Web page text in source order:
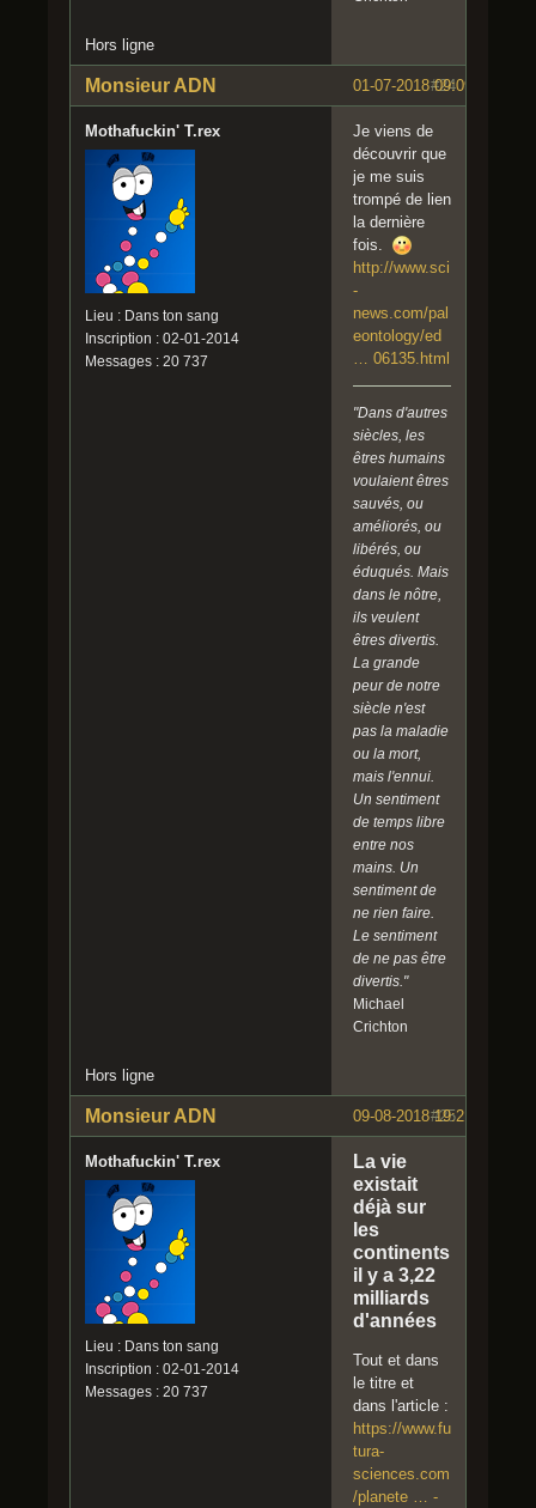
Hors ligne
#24
01-07-2018 09:09:22
Monsieur ADN
Mothafuckin' T.rex
Lieu : Dans ton sang
Inscription : 02-01-2014
Messages : 20 737
Je viens de
découvrir que
je me suis
trompé de lien
la dernière
fois.
http://www.sci
-
news.com/pal
eontology/ed
… 06135.html
"Dans d'autres
siècles, les
êtres humains
voulaient êtres
sauvés, ou
améliorés, ou
libérés, ou
éduqués. Mais
dans le nôtre,
ils veulent
êtres divertis.
La grande
peur de notre
siècle n'est
pas la maladie
ou la mort,
mais l'ennui.
Un sentiment
de temps libre
entre nos
mains. Un
sentiment de
ne rien faire.
Le sentiment
de ne pas être
divertis."
Michael
Crichton
Hors ligne
#25
09-08-2018 19:21:20
Monsieur ADN
Mothafuckin' T.rex
Lieu : Dans ton sang
Inscription : 02-01-2014
Messages : 20 737
La vie
existait
déjà sur
les
continents
il y a 3,22
milliards
d'années
Tout et dans
le titre et
dans l'article :
https://www.fu
tura-
sciences.com
/planete … -